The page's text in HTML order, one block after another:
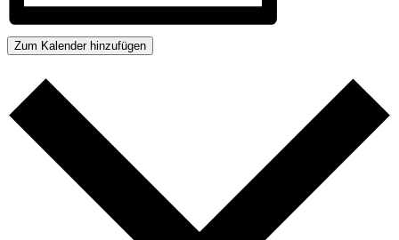
Zum Kalender hinzufügen